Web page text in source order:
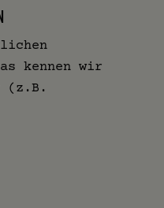
kennen wir
(z.B.